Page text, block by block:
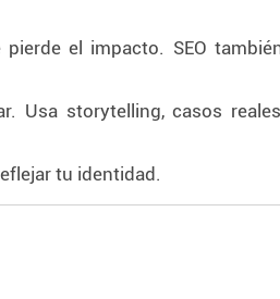
el impacto. SEO
Usa storytelling, casos
tu identidad.